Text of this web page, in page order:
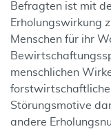
Befragten ist mit
Erholungswirkung
Menschen für ihr
menschlichen
Störungsmotive
andere